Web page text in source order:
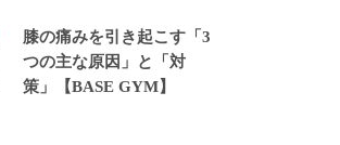
膝の痛みを引き起こす「3
つの主な原因」と「対
策」【BASE GYM】